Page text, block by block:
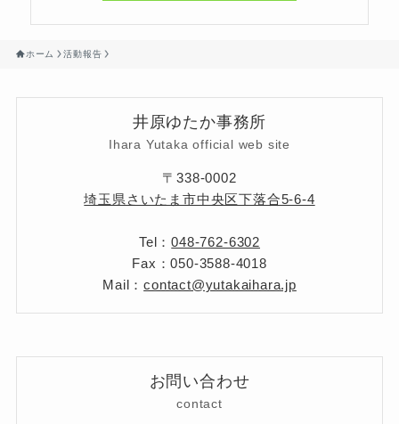
ホーム 活動報告
井原ゆたか事務所
Ihara Yutaka official web site
〒338-0002
埼玉県さいたま市中央区下落合5-6-4
Tel：048-762-6302
Fax：050-3588-4018
Mail：contact@yutakaihara.jp
お問い合わせ
contact